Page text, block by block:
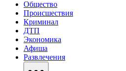
Общество
Происшествия
Криминал
ДТП
Экономика
Афиша
Развлечения